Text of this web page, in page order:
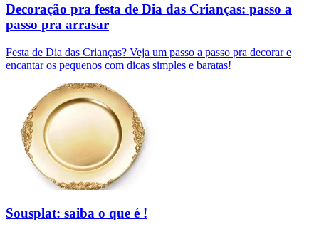
Decoração pra festa de Dia das Crianças: passo a
passo pra arrasar
Festa de Dia das Crianças? Veja um passo a passo pra decorar e
encantar os pequenos com dicas simples e baratas!
Sousplat: saiba o que é !